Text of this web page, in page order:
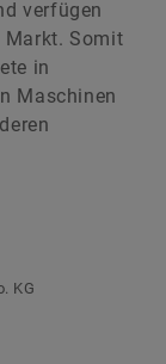
verfügen
Markt. Somit
in
Maschinen
KG